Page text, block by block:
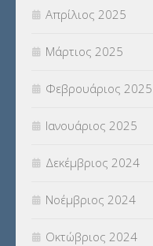
Απρίλιος 2025
Μάρτιος 2025
Φεβρουάριος 2025
Ιανουάριος 2025
Δεκέμβριος 2024
Νοέμβριος 2024
Οκτώβριος 2024